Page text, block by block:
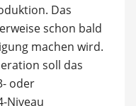
Das
schon bald
machen wird.
soll das
oder
Niveau